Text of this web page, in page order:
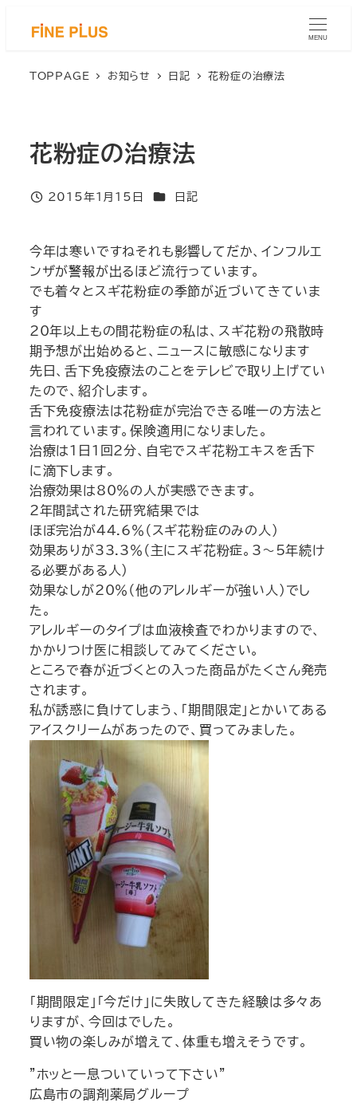
MENU
TOPPAGE お知らせ 日記 花粉症の治療法
花粉症の治療法
投稿日
2015年1月15日 カテゴリー
日記
今年は寒いですねそれも影響してだか、インフルエ
ンザが警報が出るほど流行っています。
でも着々とスギ花粉症の季節が近づいてきていま
す
20年以上もの間花粉症の私は、スギ花粉の飛散時
期予想が出始めると、ニュースに敏感になります
先日、舌下免疫療法のことをテレビで取り上げてい
たので、紹介します。
舌下免疫療法は花粉症が完治できる唯一の方法と
言われています。保険適用になりました。
治療は1日1回2分、自宅でスギ花粉エキスを舌下
に滴下します。
治療効果は80％の人が実感できます。
2年間試された研究結果では
ほぼ完治が44.6％（スギ花粉症のみの人）
効果ありが33.3％（主にスギ花粉症。3～5年続け
る必要がある人）
効果なしが20％（他のアレルギーが強い人）でし
た。
アレルギーのタイプは血液検査でわかりますので、
かかりつけ医に相談してみてください。
ところで春が近づくと の入った商品がたくさん発売
されます。
私が誘惑に負けてしまう 、「期間限定」とかいてある
アイスクリームがあったので、買ってみました。
「期間限定」「今だけ」に失敗してきた経験は多々あ
りますが、今回はでした。
買い物の楽しみが増えて、体重も増えそうです。
”ホッと一息ついていって下さい”
広島市の調剤薬局グループ